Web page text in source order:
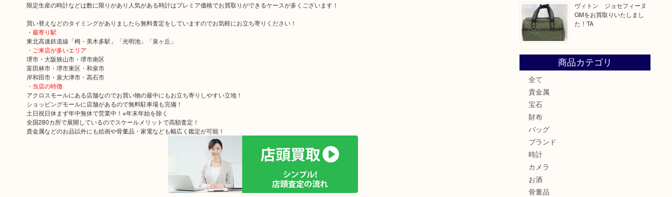
限定生産の時計などは数に限りがあり人気がある時計はプレミア価格でお買取りができるケースが多くございます！
買い替えなどのタイミングがありましたら無料査定をしていますのでお気軽にお立ち寄りください！
・最寄り駅
東北高速鉄道線「栂・美木多駅」「光明池」「泉ヶ丘」
・ご来店が多いエリア
堺市・大阪狭山市・堺市南区
富田林市・堺市東区・和泉市
岸和田市・泉大津市・高石市
・当店の特徴
アクロスモールにある店舗なのでお買い物の最中にもお立ち寄りしやすい立地！
ショッピングモールに店舗があるので無料駐車場も完備！
土日祝日休まず年中無休で営業中！※年末年始を除く
全国280カ所で展開しているのでスケールメリットで高額査定！
貴金属などのお品以外にも絵画や骨董品・家電なども幅広く鑑定が可能！
ヴィトン ジョセフィーヌ
GMをお買取りいたしまし
た！TA
商品カテゴリ
全て
貴金属
宝石
財布
バッグ
ブランド
時計
カメラ
お酒
骨董品